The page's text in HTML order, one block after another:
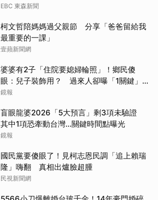
EBC 東森新聞
柯文哲陪媽媽過父親節 分享「爸爸留給我
最重要的一課」
壹蘋新聞網
婆婆有2子「住院要媳婦輪照」！鄉民傻
眼：兒子裝飾用？ 過來人卻曝「1關鍵」才
做決定
鏡報
盲眼龍婆2026「5大預言」剩3項未驗證
其中1項恐牽動台灣...關鍵時間點曝光
鏡報
國民黨要傻眼了！見柯志恩民調「追上賴瑞
隆」嗨翻 真相出爐臉超腫
民視新聞網